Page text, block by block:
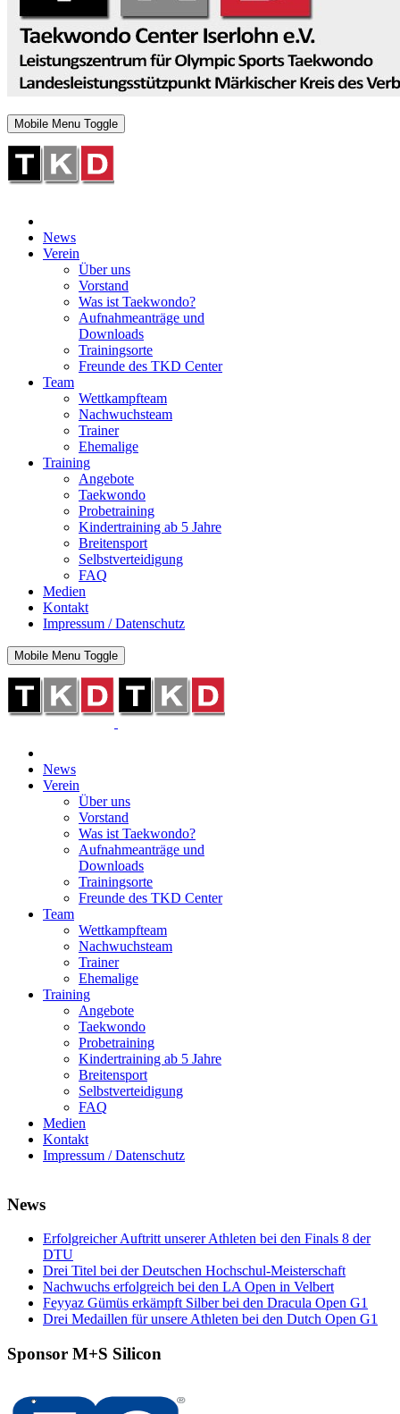
Mobile Menu Toggle
News
Verein
Über uns
Vorstand
Was ist Taekwondo?
Aufnahmeanträge und
Downloads
Trainingsorte
Freunde des TKD Center
Team
Wettkampfteam
Nachwuchsteam
Trainer
Ehemalige
Training
Angebote
Taekwondo
Probetraining
Kindertraining ab 5 Jahre
Breitensport
Selbstverteidigung
FAQ
Medien
Kontakt
Impressum / Datenschutz
Mobile Menu Toggle
News
Verein
Über uns
Vorstand
Was ist Taekwondo?
Aufnahmeanträge und
Downloads
Trainingsorte
Freunde des TKD Center
Team
Wettkampfteam
Nachwuchsteam
Trainer
Ehemalige
Training
Angebote
Taekwondo
Probetraining
Kindertraining ab 5 Jahre
Breitensport
Selbstverteidigung
FAQ
Medien
Kontakt
Impressum / Datenschutz
News
Erfolgreicher Auftritt unserer Athleten bei den Finals 8 der
DTU
Drei Titel bei der Deutschen Hochschul-Meisterschaft
Nachwuchs erfolgreich bei den LA Open in Velbert
Feyyaz Gümüs erkämpft Silber bei den Dracula Open G1
Drei Medaillen für unsere Athleten bei den Dutch Open G1
Sponsor M+S Silicon